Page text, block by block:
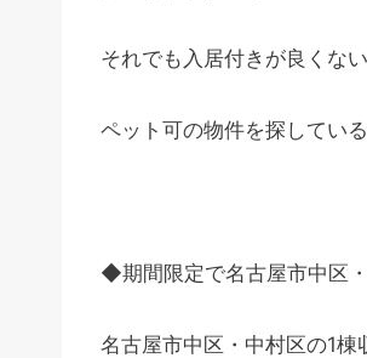
それでも入居付きが良くな
ペット可の物件を探してい
◆期間限定で名古屋市中区
名古屋市中区・中村区の1棟